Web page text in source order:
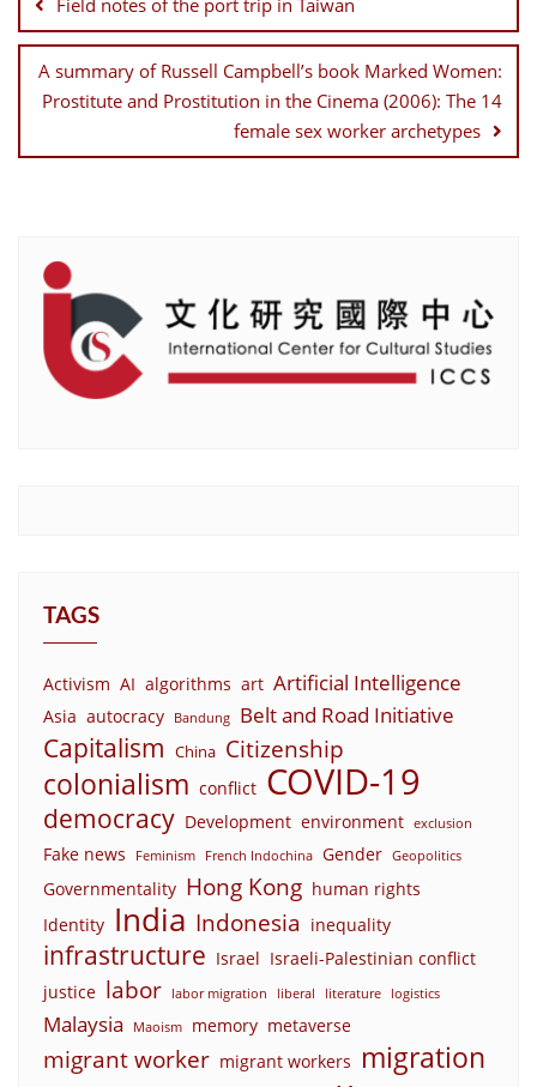
Field notes of the port trip in Taiwan
A summary of Russell Campbell’s book Marked Women:
Prostitute and Prostitution in the Cinema (2006): The 14
female sex worker archetypes
TAGS
Activism AI algorithms art Artificial Intelligence
Asia autocracy Bandung Belt and Road Initiative
Capitalism China Citizenship
colonialism conflict COVID-19
democracy Development environment exclusion
Fake news Feminism French Indochina Gender Geopolitics
Governmentality Hong Kong human rights
Identity India Indonesia inequality
infrastructure Israel Israeli-Palestinian conflict
justice labor labor migration liberal literature logistics
Malaysia Maoism memory metaverse
migrant worker migrant workers migration